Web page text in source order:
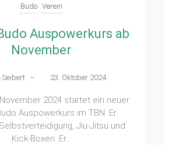
Budo Verein
Auspowerkurs ab
November
Seibert – 23. Oktober 2024
2024 startet ein neuer
Auspowerkurs im TBN. Er
Jiu-Jitsu und
Kick-Boxen. Er...